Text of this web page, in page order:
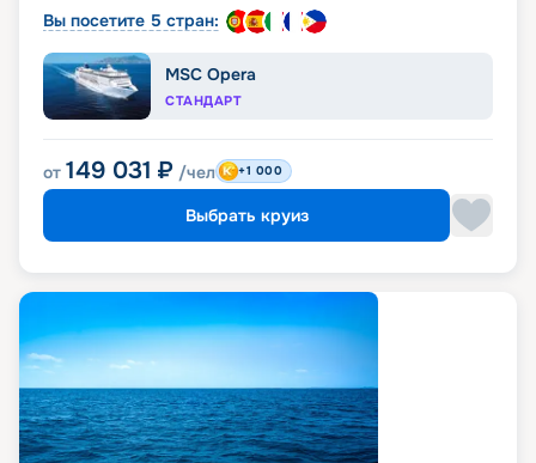
Вы посетите 5 стран:
MSC Opera
СТАНДАРТ
от 149 031 ₽ /чел +1 000
Выбрать круиз